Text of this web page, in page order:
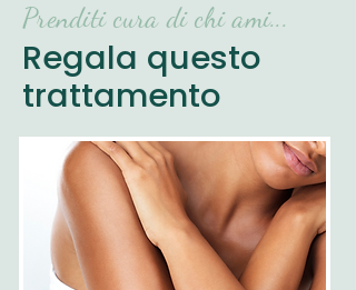
Prenditi cura di chi ami...
Regala questo
trattamento
Trattamento di nuova generazione